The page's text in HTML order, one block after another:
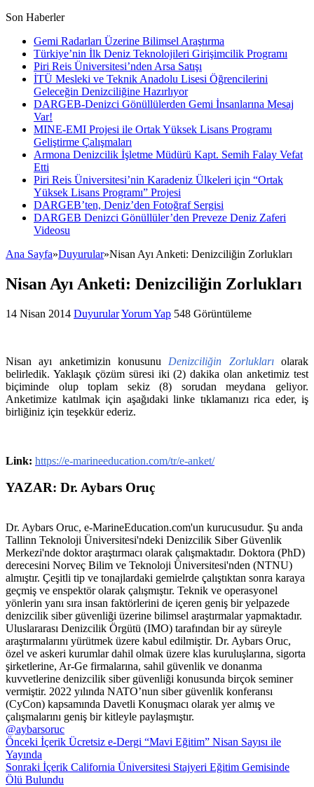
Son Haberler
Gemi Radarları Üzerine Bilimsel Araştırma
Türkiye’nin İlk Deniz Teknolojileri Girişimcilik Programı
Piri Reis Üniversitesi’nden Arsa Satışı
İTÜ Mesleki ve Teknik Anadolu Lisesi Öğrencilerini
Geleceğin Denizciliğine Hazırlıyor
DARGEB-Denizci Gönüllülerden Gemi İnsanlarına Mesaj
Var!
MINE-EMI Projesi ile Ortak Yüksek Lisans Programı
Geliştirme Çalışmaları
Armona Denizcilik İşletme Müdürü Kapt. Semih Falay Vefat
Etti
Piri Reis Üniversitesi’nin Karadeniz Ülkeleri için “Ortak
Yüksek Lisans Programı” Projesi
DARGEB’ten, Deniz’den Fotoğraf Sergisi
DARGEB Denizci Gönüllüler’den Preveze Deniz Zaferi
Videosu
Ana Sayfa»Duyurular»Nisan Ayı Anketi: Denizciliğin Zorlukları
Nisan Ayı Anketi: Denizciliğin Zorlukları
14 Nisan 2014 DuyurularYorum Yap 548 Görüntüleme
Nisan ayı anketimizin konusunu Denizciliğin Zorluklarıolarak
belirledik. Yaklaşık çözüm süresi iki (2) dakika olan anketimiz test
biçiminde olup toplam sekiz (8) sorudan meydana geliyor.
Anketimize katılmak için aşağıdaki linke tıklamanızı rica eder, iş
birliğiniz için teşekkür ederiz.
Link: https://e-marineeducation.com/tr/e-anket/
YAZAR: Dr. Aybars Oruç
Dr. Aybars Oruc, e-MarineEducation.com'un kurucusudur. Şu anda
Tallinn Teknoloji Üniversitesi'ndeki Denizcilik Siber Güvenlik
Merkezi'nde doktor araştırmacı olarak çalışmaktadır. Doktora (PhD)
derecesini Norveç Bilim ve Teknoloji Üniversitesi'nden (NTNU)
almıştır. Çeşitli tip ve tonajlardaki gemielrde çalıştıktan sonra karaya
geçmiş ve enspektör olarak çalışmıştır. Teknik ve operasyonel
yönlerin yanı sıra insan faktörlerini de içeren geniş bir yelpazede
denizcilik siber güvenliği üzerine bilimsel araştırmalar yapmaktadır.
Uluslararası Denizcilik Örgütü (IMO) tarafından bir ay süreyle
araştırmalarını yürütmek üzere kabul edilmiştir. Dr. Aybars Oruc,
özel ve askeri kurumlar dahil olmak üzere klas kuruluşlarına, sigorta
şirketlerine, Ar-Ge firmalarına, sahil güvenlik ve donanma
kuvvetlerine denizcilik siber güvenliği konusunda birçok seminer
vermiştir. 2022 yılında NATO’nun siber güvenlik konferansı
(CyCon) kapsamında Davetli Konuşmacı olarak yer almış ve
çalışmalarını geniş bir kitleyle paylaşmıştır.
@aybarsoruc
Önceki İçerik Ücretsiz e-Dergi “Mavi Eğitim” Nisan Sayısı ile
Yayında
Sonraki İçerik California Üniversitesi Stajyeri Eğitim Gemisinde
Ölü Bulundu